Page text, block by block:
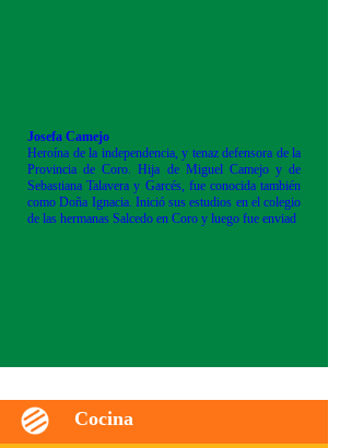
Josefa Camejo
Heroína de la independencia, y tenaz defensora de la
Provincia de Coro. Hija de Miguel Camejo y de
Sebastiana Talavera y Garcés, fue conocida también
como Doña Ignacia. Inició sus estudios en el colegio
de las hermanas Salcedo en Coro y luego fue enviad
Cocina